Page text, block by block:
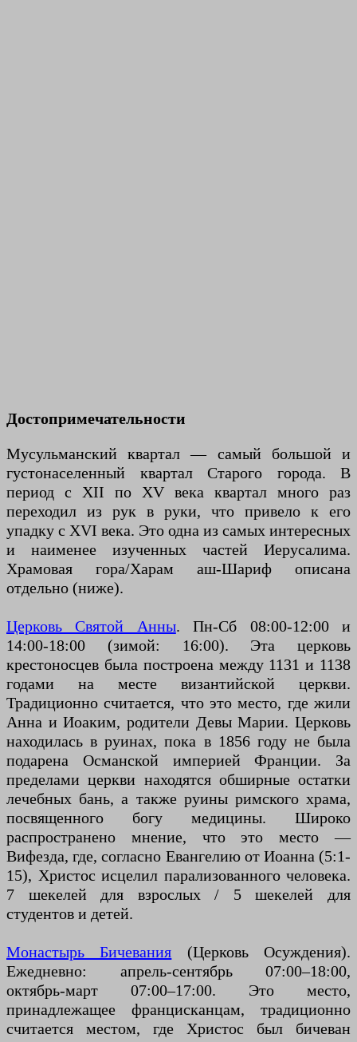
Достопримечательности
Мусульманский квартал — самый большой и
густонаселенный квартал Старого города. В
период с XII по XV века квартал много раз
переходил из рук в руки, что привело к его
упадку с XVI века. Это одна из самых интересных
и наименее изученных частей Иерусалима.
Храмовая гора/Харам аш-Шариф описана
отдельно (ниже).
Церковь Святой Анны. Пн-Сб 08:00-12:00 и
14:00-18:00 (зимой: 16:00). Эта церковь
крестоносцев была построена между 1131 и 1138
годами на месте византийской церкви.
Традиционно считается, что это место, где жили
Анна и Иоаким, родители Девы Марии. Церковь
находилась в руинах, пока в 1856 году не была
подарена Османской империей Франции. За
пределами церкви находятся обширные остатки
лечебных бань, а также руины римского храма,
посвященного богу медицины. Широко
распространено мнение, что это место —
Вифезда, где, согласно Евангелию от Иоанна (5:1-
15), Христос исцелил парализованного человека.
7 шекелей для взрослых / 5 шекелей для
студентов и детей.
Монастырь Бичевания (Церковь Осуждения).
Ежедневно: апрель-сентябрь 07:00–18:00,
октябрь-март 07:00–17:00. Это место,
принадлежащее францисканцам, традиционно
считается местом, где Христос был бичеван